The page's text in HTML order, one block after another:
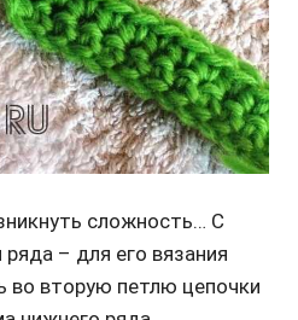
сложность… С
– для его вязания
во вторую петлю цепочки